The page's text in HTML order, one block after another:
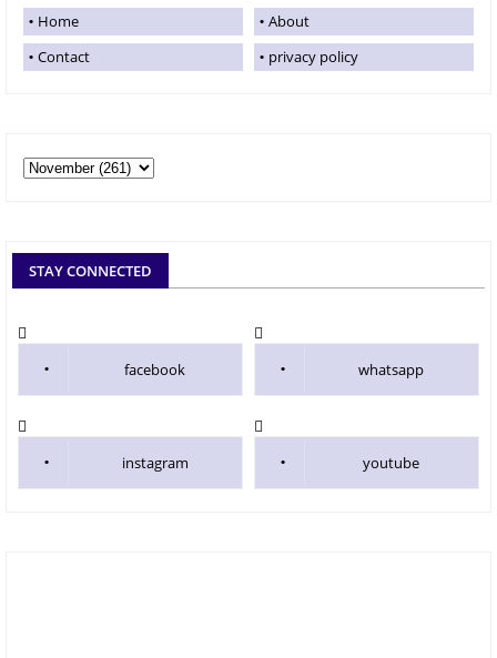
Home
About
Contact
privacy policy
STAY CONNECTED
facebook whatsapp
instagram youtube